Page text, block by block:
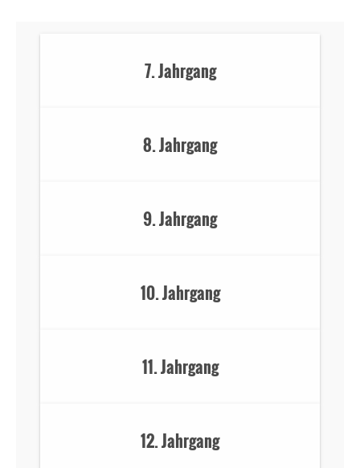
7. Jahrgang
8. Jahrgang
9. Jahrgang
10. Jahrgang
11. Jahrgang
12. Jahrgang